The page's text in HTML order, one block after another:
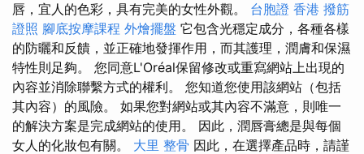
唇，宜人的色彩，具有完美的女性外觀。 台胞證 香港 撥筋
證照 腳底按摩課程 外燴擺盤 它包含光穩定成分，各種各樣
的防曬和反饋，並正確地發揮作用，而其護理，潤膚和保濕
特性則足夠。 您同意L'Oréal保留修改或重寫網站上出現的
內容並消除聯繫方式的權利。 您知道您使用該網站（包括
其內容）的風險。 如果您對網站或其內容不滿意，則唯一
的解決方案是完成網站的使用。 因此，潤唇膏總是與每個
女人的化妝包有關。 大里 整骨 因此，在選擇產品時，請謹